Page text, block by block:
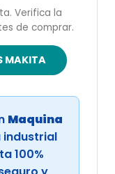
Verifica la
de comprar.
MAKITA
Maquina
100%